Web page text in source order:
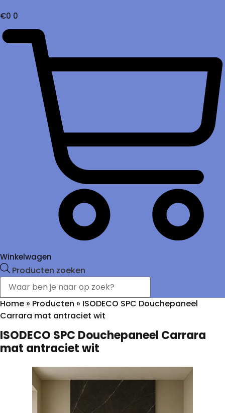
€0 0
Winkelwagen
Producten zoeken
Home » Producten » ISODECO SPC Douchepaneel
Carrara mat antraciet wit
ISODECO SPC Douchepaneel Carrara
mat antraciet wit